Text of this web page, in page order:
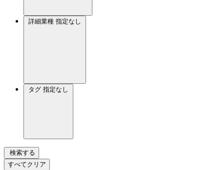
詳細業種 指定なし
タグ 指定なし
検索する
すべてクリア